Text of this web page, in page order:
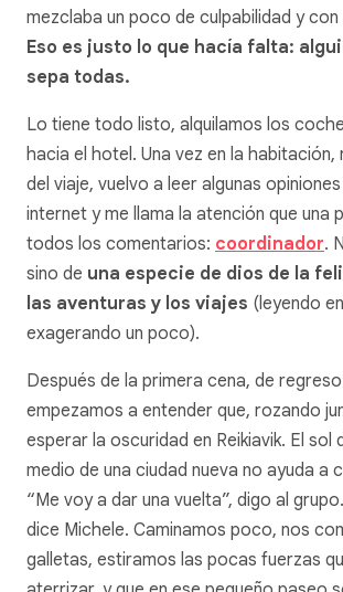
mezclaba un poco de culpabilidad y con
Eso es justo lo que hacía falta:
sepa todas.
Lo tiene todo listo, alquilamos los
hacia el hotel. Una vez en la
del viaje, vuelvo a leer algunas
internet y me llama la atención que una
todos los comentarios: coordinador.
sino de una especie de dios de la
las aventuras y los viajes (leyendo
exagerando un poco).
Después de la primera cena, de
empezamos a entender que, rozando
esperar la oscuridad en Reikiavik. El sol
medio de una ciudad nueva no ayuda a
“Me voy a dar una vuelta”, digo al
dice Michele. Caminamos poco, nos
galletas, estiramos las pocas fuerzas